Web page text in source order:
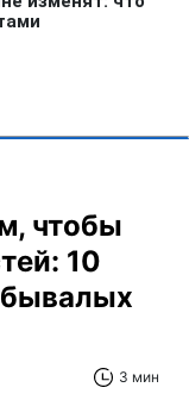
чтобы
10
бывалых
3 мин